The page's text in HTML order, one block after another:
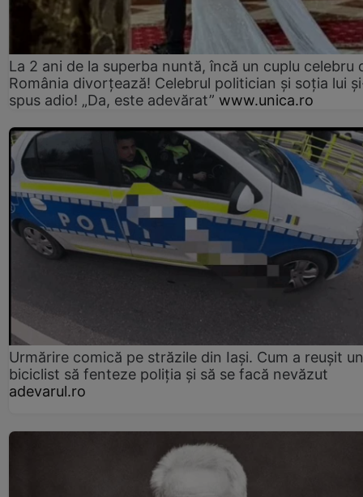
La 2 ani de la superba nuntă, încă un cuplu celebru
România divorțează! Celebrul politician și soția lui
spus adio! „Da, este adevărat” www.unica.ro
Urmărire comică pe străzile din Iași. Cum a reușit un
biciclist să fenteze poliția și să se facă nevăzut
adevarul.ro